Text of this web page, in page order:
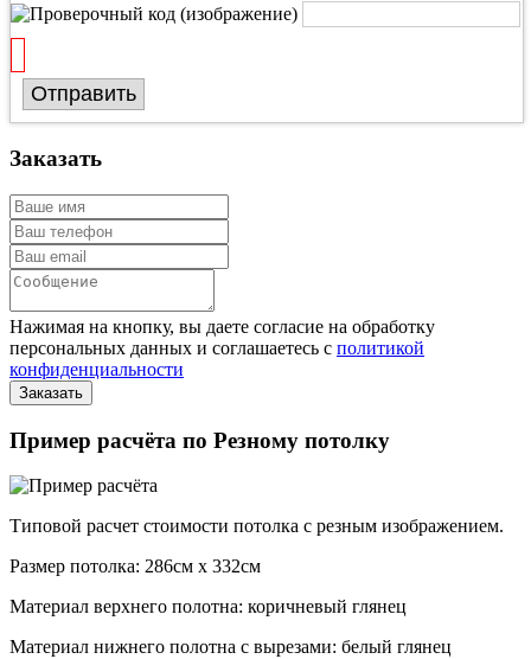
Отправить
Заказать
Нажимая на кнопку, вы даете согласие на обработку
персональных данных и соглашаетесь с политикой
конфиденциальности
Пример расчёта по Резному потолку
Типовой расчет стоимости потолка с резным изображением.
Размер потолка: 286см x 332см
Материал верхнего полотна: коричневый глянец
Материал нижнего полотна с вырезами: белый глянец